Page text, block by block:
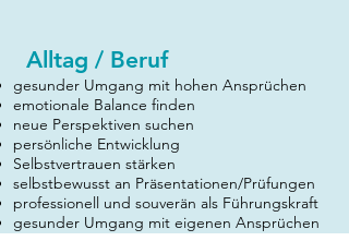
Alltag ​ / Beruf
gesunder Umgang mit hohen Ansprüchen
emotionale Balance finden
neue Perspektiven suchen
persönliche Entwicklung
Selbstvertrauen stärken
selbstbewusst an Präsentationen/Prüfungen
professionell und souverän als Führungskraft
gesunder Umgang mit eigenen Ansprüchen